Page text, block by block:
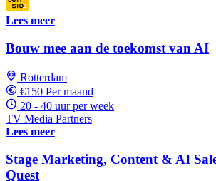
Lees meer
Bouw mee aan de toekomst van AI
Rotterdam
€150 Per maand
20 - 40 uur per week
TV Media Partners
Lees meer
Stage Marketing, Content & AI
Quest